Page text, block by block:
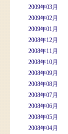
2009年03月
2009年02月
2009年01月
2008年12月
2008年11月
2008年10月
2008年09月
2008年08月
2008年07月
2008年06月
2008年05月
2008年04月